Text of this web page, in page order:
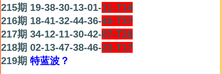
215期 19-38-30-13-01-11-T14
216期 18-41-32-44-36-45-T37
217期 34-12-11-30-42-07-T26
218期 02-13-47-38-46-23-T17
219期 特蓝波？